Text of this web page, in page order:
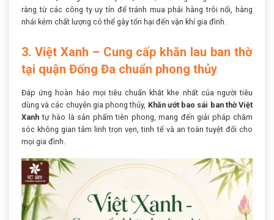
ràng từ các công ty uy tín để tránh mua phải hàng trôi nổi, hàng
nhái kém chất lượng có thể gây tổn hại đến vận khí gia đình.
3. Việt Xanh – Cung cấp khăn lau ban thờ
tại quận Đống Đa chuẩn phong thủy
Đáp ứng hoàn hảo mọi tiêu chuẩn khắt khe nhất của người tiêu
dùng và các chuyên gia phong thủy, Khăn ướt bao sái ban thờ Việt
Xanh tự hào là sản phẩm tiên phong, mang đến giải pháp chăm
sóc không gian tâm linh trọn vẹn, tinh tế và an toàn tuyệt đối cho
mọi gia đình.